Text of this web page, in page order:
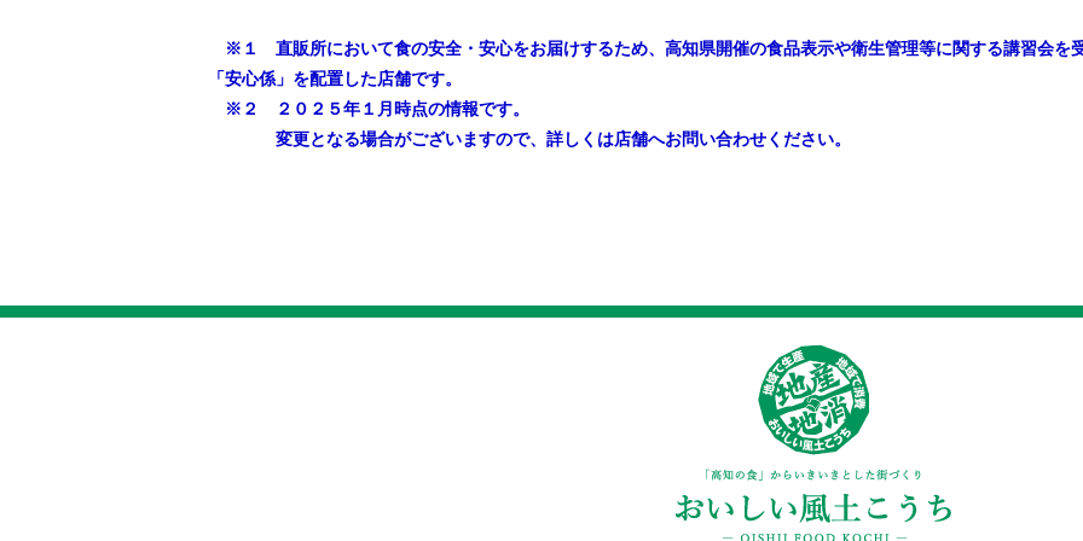
※１ 直販所において食の安全・安心をお届けするため、高知県開催の食品表示や衛生管理等に関する講習会を
「安心係」を配置した店舗です。
※２ ２０２５年１月時点の情報です。
変更となる場合がございますので、詳しくは店舗へお問い合わせください。